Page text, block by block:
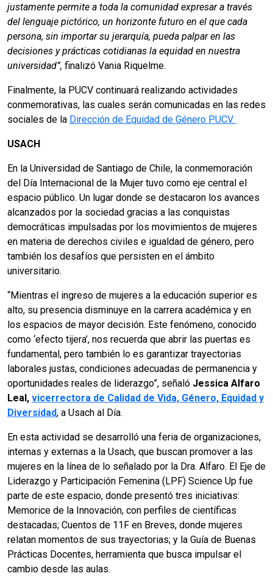
justamente permite a toda la comunidad expresar a través
del lenguaje pictórico, un horizonte futuro en el que cada
persona, sin importar su jerarquía, pueda palpar en las
decisiones y prácticas cotidianas la equidad en nuestra
universidad”, finalizó Vania Riquelme.
Finalmente, la PUCV continuará realizando actividades
conmemorativas, las cuales serán comunicadas en las redes
sociales de la Dirección de Equidad de Género PUCV.
USACH
En la Universidad de Santiago de Chile, la conmemoración
del Día Internacional de la Mujer tuvo como eje central el
espacio público. Un lugar donde se destacaron los avances
alcanzados por la sociedad gracias a las conquistas
democráticas impulsadas por los movimientos de mujeres
en materia de derechos civiles e igualdad de género, pero
también los desafíos que persisten en el ámbito
universitario.
“Mientras el ingreso de mujeres a la educación superior es
alto, su presencia disminuye en la carrera académica y en
los espacios de mayor decisión. Este fenómeno, conocido
como ‘efecto tijera’, nos recuerda que abrir las puertas es
fundamental, pero también lo es garantizar trayectorias
laborales justas, condiciones adecuadas de permanencia y
oportunidades reales de liderazgo”, señaló Jessica Alfaro
Leal, vicerrectora de Calidad de Vida, Género, Equidad y
Diversidad, a Usach al Día.
En esta actividad se desarrolló una feria de organizaciones,
internas y externas a la Usach, que buscan promover a las
mujeres en la línea de lo señalado por la Dra. Alfaro. El Eje de
Liderazgo y Participación Femenina (LPF) Science Up fue
parte de este espacio, donde presentó tres iniciativas:
Memorice de la Innovación, con perfiles de científicas
destacadas; Cuentos de 11F en Breves, donde mujeres
relatan momentos de sus trayectorias; y la Guía de Buenas
Prácticas Docentes, herramienta que busca impulsar el
cambio desde las aulas.